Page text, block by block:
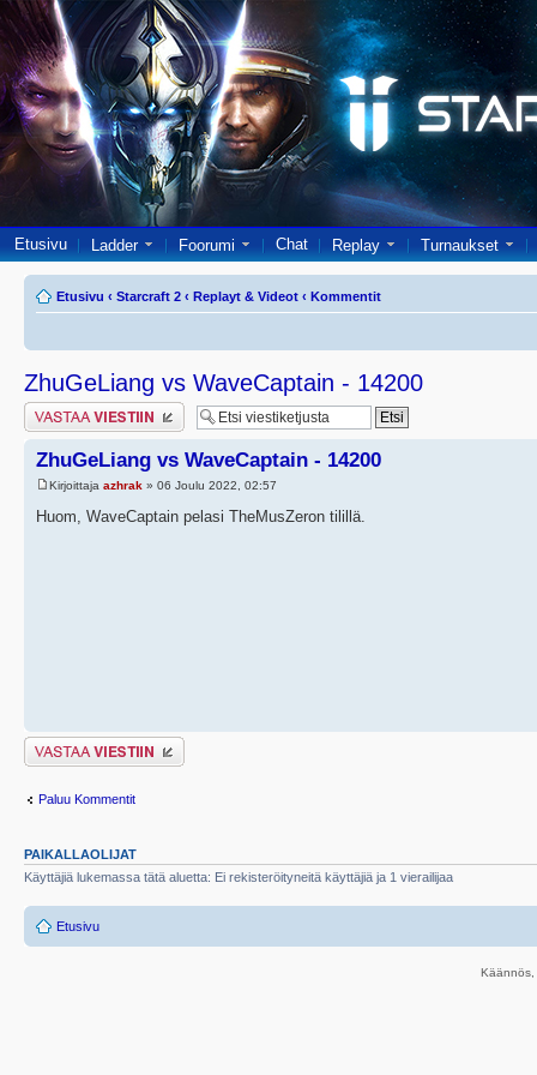
Etusivu Ladder Foorumi Chat Replay Turnaukset
Etusivu ‹ Starcraft 2 ‹ Replayt & Videot ‹ Kommentit
ZhuGeLiang vs WaveCaptain - 14200
Lähetä vastaus
ZhuGeLiang vs WaveCaptain - 14200
Kirjoittaja azhrak » 06 Joulu 2022, 02:57
Huom, WaveCaptain pelasi TheMusZeron tilillä.
Lähetä vastaus
Paluu Kommentit
PAIKALLAOLIJAT
Käyttäjiä lukemassa tätä aluetta: Ei rekisteröityneitä käyttäjiä ja 1 vierailijaa
Etusivu